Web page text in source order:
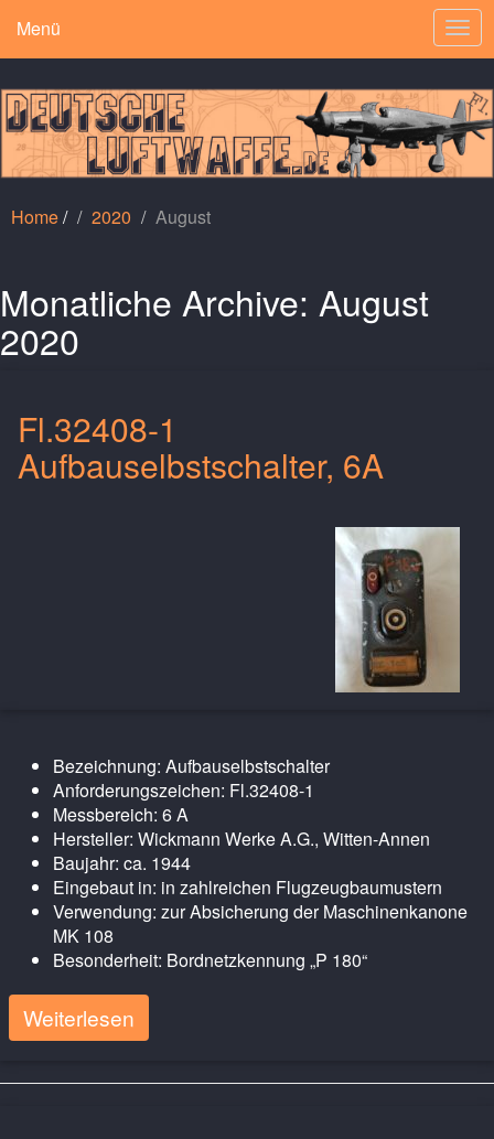
Menü
Home/ 2020 August
Monatliche Archive: August
2020
Fl.32408-1
Aufbauselbstschalter, 6A
Bezeichnung: Aufbauselbstschalter
Anforderungszeichen: Fl.32408-1
Messbereich: 6 A
Hersteller: Wickmann Werke A.G., Witten-Annen
Baujahr: ca. 1944
Eingebaut in: in zahlreichen Flugzeugbaumustern
Verwendung: zur Absicherung der Maschinenkanone
MK 108
Besonderheit: Bordnetzkennung „P 180“
Weiterlesen